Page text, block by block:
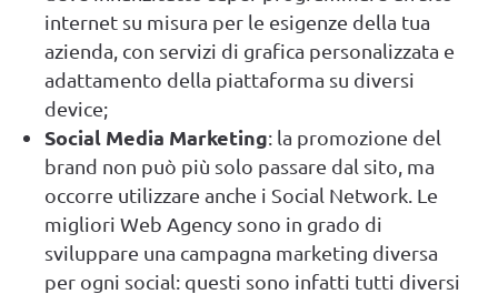
internet su misura per le esigenze della tua
azienda, con servizi di grafica personalizzata e
adattamento della piattaforma su diversi
device;
Social Media Marketing: la promozione del
brand non può più solo passare dal sito, ma
occorre utilizzare anche i Social Network. Le
migliori Web Agency sono in grado di
sviluppare una campagna marketing diversa
per ogni social: questi sono infatti tutti diversi